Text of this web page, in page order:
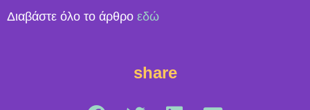
Διαβάστε όλο το άρθρο εδώ
share